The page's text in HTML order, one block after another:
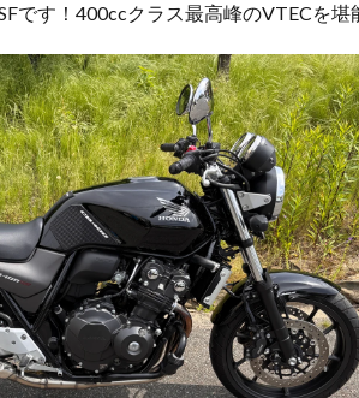
です！400ccクラス最高峰のVTECを堪